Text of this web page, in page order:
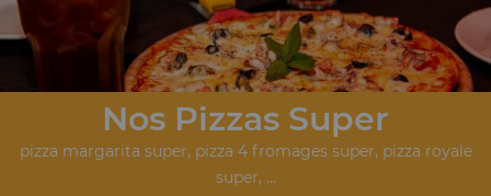
Nos Pizzas Super
pizza margarita super, pizza 4 fromages super, pizza royale
super, ...